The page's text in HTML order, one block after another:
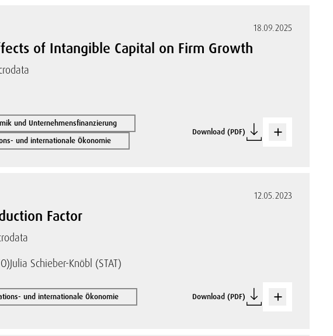
18.09.2025
of Intangible Capital on Firm Growth
und Unternehmensfinanzierung
und internationale Ökonomie
Download (PDF)
12.05.2023
Factor
Julia Schieber-Knöbl (STAT)
und internationale Ökonomie Download (PDF)